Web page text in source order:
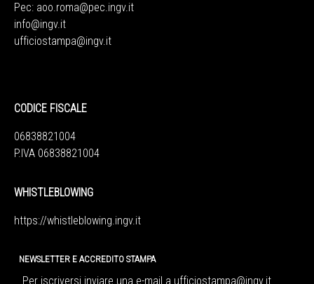
Pec: aoo.roma@pec.ingv.it
info@ingv.it
ufficiostampa@ingv.it
CODICE FISCALE
06838821004
P.IVA 06838821004
WHISTLEBLOWING
https://whistleblowing.ingv.it
NEWSLETTER E ACCREDITO STAMPA
Per iscriversi inviare una e-mail a ufficiostampa@ingv.it